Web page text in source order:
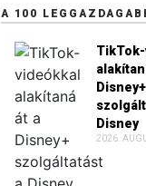
A 100
Disney+
Disney
2026.